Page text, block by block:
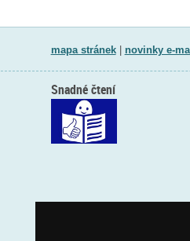
mapa stránek| novinky e-
Snadné čtení